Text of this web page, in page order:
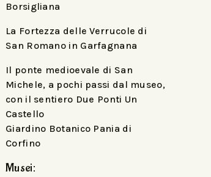
Borsigliana
La Fortezza delle Verrucole di
San Romano in Garfagnana
Il ponte medioevale di San
Michele, a pochi passi dal museo,
con il sentiero Due Ponti Un
Castello
Giardino Botanico Pania di
Corfino
Musei: